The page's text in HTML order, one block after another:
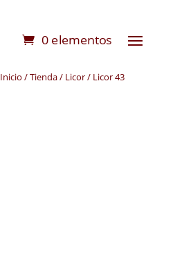
0 elementos
Inicio /Tienda/ Licor/ Licor 43